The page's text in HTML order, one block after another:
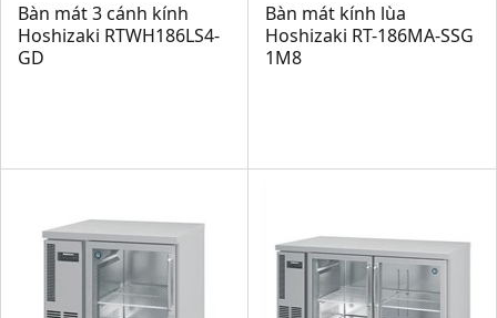
Bàn mát 3 cánh kính
Hoshizaki RTWH186LS4-
GD
Bàn mát kính lùa
Hoshizaki RT-186MA-SSG
1M8